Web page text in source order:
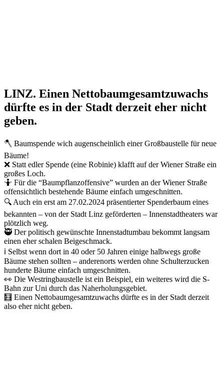
LINZ. Einen Nettobaumgesamtzuwachs
dürfte es in der Stadt derzeit eher nicht
geben.
🪓 Baumspende wich augenscheinlich einer Großbaustelle für neue
Bäume!
❌ Statt edler Spende (eine Robinie) klafft auf der Wiener Straße ein
großes Loch.
🤷 Für die “Baumpflanzoffensive” wurden an der Wiener Straße
offensichtlich bestehende Bäume einfach umgeschnitten.
🔍 Auch ein erst am 27.02.2024 präsentierter Spenderbaum eines
bekannten – von der Stadt Linz geförderten – Innenstadtheaters war
plötzlich weg.
🥷 Der politisch gewünschte Innenstadtumbau bekommt langsam
einen eher schalen Beigeschmack.
ℹ️ Selbst wenn dort in 40 oder 50 Jahren einige halbwegs große
Bäume stehen sollten – anderenorts werden ohne Schulterzucken
hunderte Bäume einfach umgeschnitten.
👀 Die Westringbaustelle ist ein Beispiel, ein weiteres wird die S-
Bahn zur Uni durch das Naherholungsgebiet.
🧮 Einen Nettobaumgesamtzuwachs dürfte es in der Stadt derzeit
also eher nicht geben.